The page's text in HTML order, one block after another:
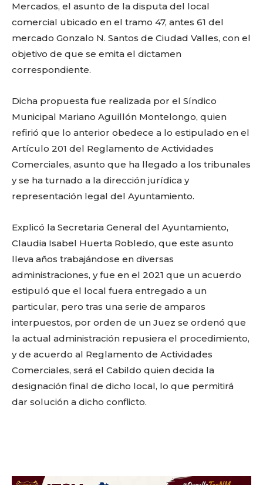
Mercados, el asunto de la disputa del local
comercial ubicado en el tramo 47, antes 61 del
mercado Gonzalo N. Santos de Ciudad Valles, con el
objetivo de que se emita el dictamen
correspondiente.
Dicha propuesta fue realizada por el Síndico
Municipal Mariano Aguillón Montelongo, quien
refirió que lo anterior obedece a lo estipulado en el
Artículo 201 del Reglamento de Actividades
Comerciales, asunto que ha llegado a los tribunales
y se ha turnado a la dirección jurídica y
representación legal del Ayuntamiento.
Explicó la Secretaria General del Ayuntamiento,
Claudia Isabel Huerta Robledo, que este asunto
lleva años trabajándose en diversas
administraciones, y fue en el 2021 que un acuerdo
estipuló que el local fuera entregado a un
particular, pero tras una serie de amparos
interpuestos, por orden de un Juez se ordenó que
la actual administración repusiera el procedimiento,
y de acuerdo al Reglamento de Actividades
Comerciales, será el Cabildo quien decida la
designación final de dicho local, lo que permitirá
dar solución a dicho conflicto.